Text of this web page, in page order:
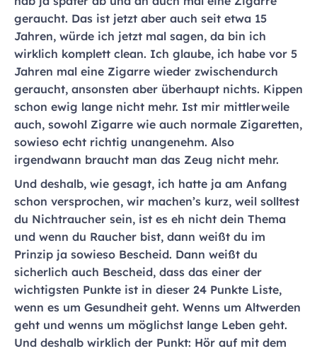
geraucht. Das ist jetzt aber auch seit etwa 15
Jahren, würde ich jetzt mal sagen, da bin ich
wirklich komplett clean. Ich glaube, ich habe vor 5
Jahren mal eine Zigarre wieder zwischendurch
geraucht, ansonsten aber überhaupt nichts. Kippen
schon ewig lange nicht mehr. Ist mir mittlerweile
auch, sowohl Zigarre wie auch normale Zigaretten,
sowieso echt richtig unangenehm. Also
irgendwann braucht man das Zeug nicht mehr.
Und deshalb, wie gesagt, ich hatte ja am Anfang
schon versprochen, wir machen’s kurz, weil solltest
du Nichtraucher sein, ist es eh nicht dein Thema
und wenn du Raucher bist, dann weißt du im
Prinzip ja sowieso Bescheid. Dann weißt du
sicherlich auch Bescheid, dass das einer der
wichtigsten Punkte ist in dieser 24 Punkte Liste,
wenn es um Gesundheit geht. Wenns um Altwerden
geht und wenns um möglichst lange Leben geht.
Und deshalb wirklich der Punkt: Hör auf mit dem